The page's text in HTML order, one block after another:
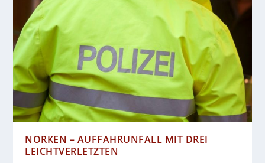
NORKEN – AUFFAHRUNFALL MIT DREI
LEICHTVERLETZTEN